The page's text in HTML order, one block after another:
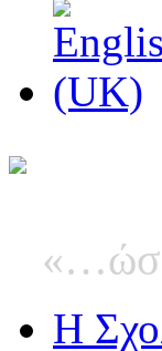
Η